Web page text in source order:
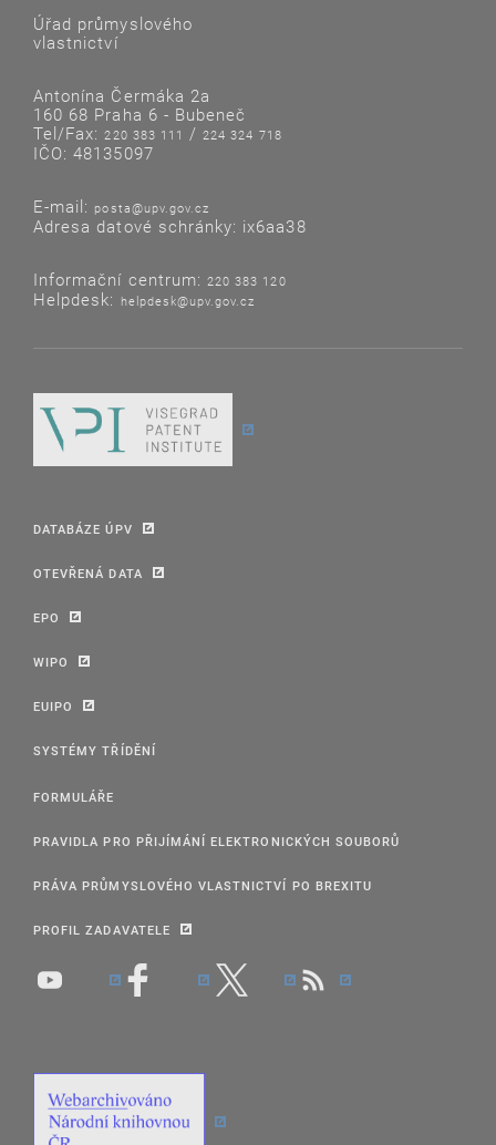
Úřad průmyslového
vlastnictví
Antonína Čermáka 2a
160 68 Praha 6 - Bubeneč
Tel/Fax:220 383 111 /224 324 718
IČO: 48135097
E-mail: posta@upv.gov.cz
Adresa datové schránky: ix6aa38
Informační centrum: 220 383 120
Helpdesk: helpdesk@upv.gov.cz
DATABÁZE ÚPV
OTEVŘENÁ DATA
EPO
WIPO
EUIPO
SYSTÉMY TŘÍDĚNÍ
FORMULÁŘE
PRAVIDLA PRO PŘIJÍMÁNÍ ELEKTRONICKÝCH SOUBORŮ
PRÁVA PRŮMYSLOVÉHO VLASTNICTVÍ PO BREXITU
PROFIL ZADAVATELE